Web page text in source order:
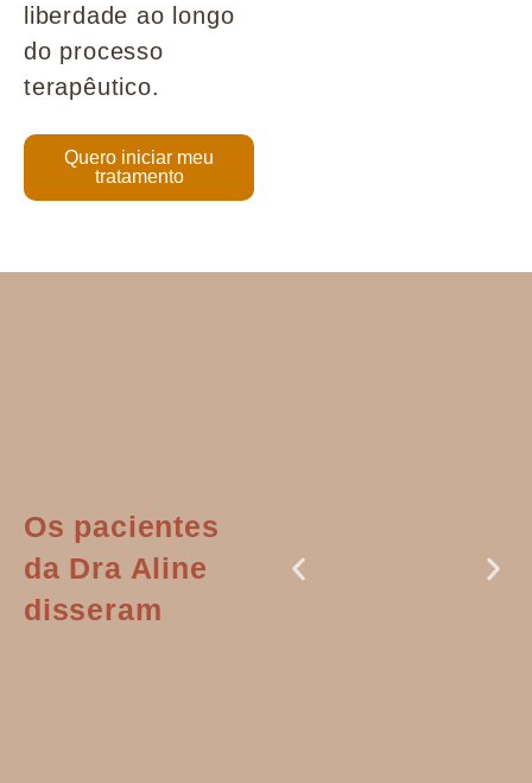
liberdade ao longo
do processo
terapêutico.
Quero iniciar meu
tratamento
Os pacientes
da Dra Aline
disseram